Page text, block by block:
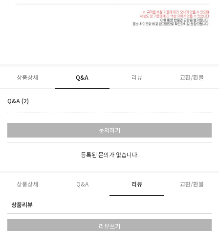
상품상세 Q&A 리뷰 교환/환불
Q&A (2)
문의하기
등록된 문의가 없습니다.
상품상세 Q&A 리뷰 교환/환불
상품리뷰
리뷰쓰기